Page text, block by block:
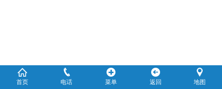
首页 电话 菜单 返回 地图